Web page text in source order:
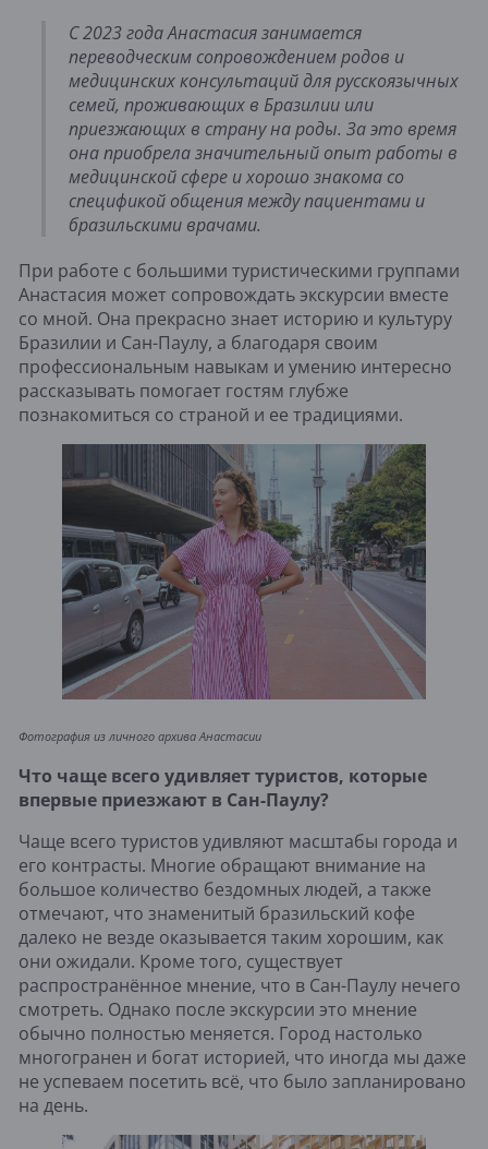
С 2023 года Анастасия занимается
переводческим сопровождением родов и
медицинских консультаций для русскоязычных
семей, проживающих в Бразилии или
приезжающих в страну на роды. За это время
она приобрела значительный опыт работы в
медицинской сфере и хорошо знакома со
спецификой общения между пациентами и
бразильскими врачами.
При работе с большими туристическими группами
Анастасия может сопровождать экскурсии вместе
со мной. Она прекрасно знает историю и культуру
Бразилии и Сан-Паулу, а благодаря своим
профессиональным навыкам и умению интересно
рассказывать помогает гостям глубже
познакомиться со страной и ее традициями.
Фотография из личного архива Анастасии
Что чаще всего удивляет туристов, которые
впервые приезжают в Сан-Паулу?
Чаще всего туристов удивляют масштабы города и
его контрасты. Многие обращают внимание на
большое количество бездомных людей, а также
отмечают, что знаменитый бразильский кофе
далеко не везде оказывается таким хорошим, как
они ожидали. Кроме того, существует
распространённое мнение, что в Сан-Паулу нечего
смотреть. Однако после экскурсии это мнение
обычно полностью меняется. Город настолько
многогранен и богат историей, что иногда мы даже
не успеваем посетить всё, что было запланировано
на день.